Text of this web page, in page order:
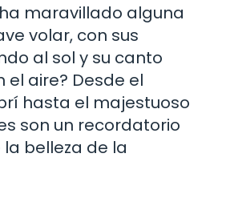
maravillado alguna
volar, con sus
al sol y su canto
el aire? Desde el
hasta el majestuoso
son un recordatorio
belleza de la